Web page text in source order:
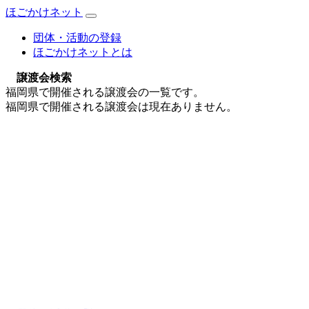
ほごかけネット
団体・活動の登録
ほごかけネットとは
譲渡会検索
福岡県で開催される譲渡会の一覧です。
福岡県で開催される譲渡会は現在ありません。